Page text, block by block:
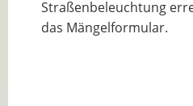
Straßenbeleuchtung
das Mängelformular.